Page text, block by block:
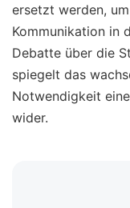
ersetzt werden,
Kommunikation in
Debatte über die
spiegelt das
Notwendigkeit
wider.